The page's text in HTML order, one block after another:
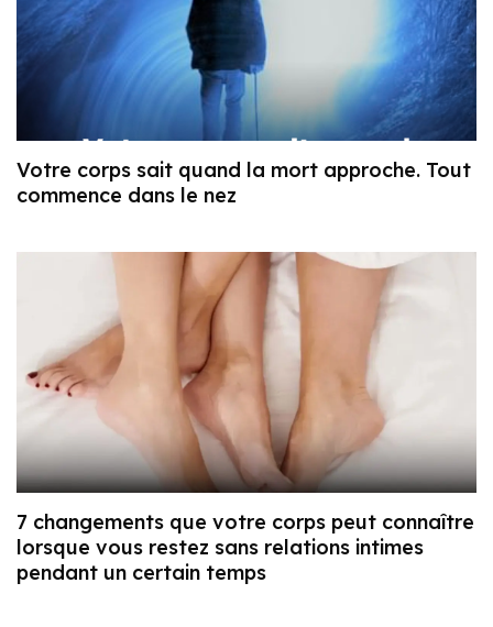
Votre corps sait quand la mort approche. Tout
commence dans le nez
7 changements que votre corps peut connaître
lorsque vous restez sans relations intimes
pendant un certain temps